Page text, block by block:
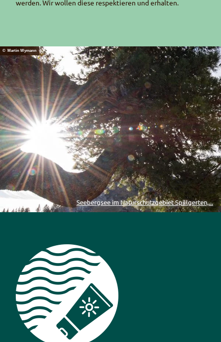
werden. Wir wollen diese respektieren und erhalten.
Seebergsee im Naturschutzgebiet Spillgerten,...
© Martin Wymann